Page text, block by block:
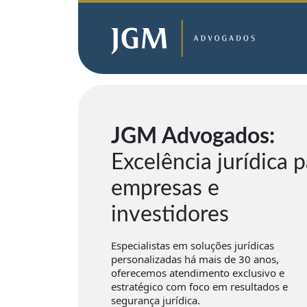
JGM Advogados:
Excelência jurídica
empresas e
investidores
Especialistas em soluções jurídicas
personalizadas há mais de 30 anos,
oferecemos atendimento exclusivo e
estratégico com foco em resultados e
segurança jurídica.